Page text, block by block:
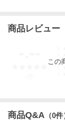
商品レビュー
3
この
商品Q&A （0件